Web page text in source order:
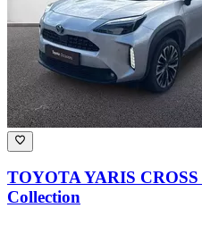
TOYOTA YARIS CROSS
Collection